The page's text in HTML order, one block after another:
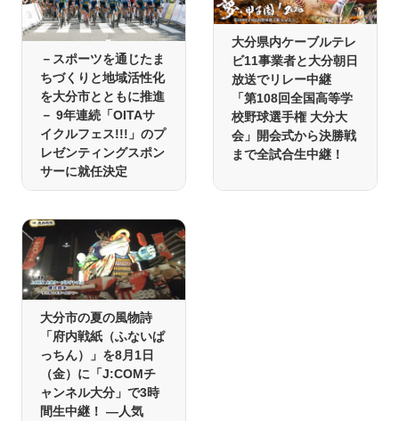
－スポーツを通じたま
ちづくりと地域活性化
を大分市とともに推進
－ 9年連続「OITAサ
イクルフェス!!!」のプ
レゼンティングスポン
サーに就任決定
大分県内ケーブルテレ
ビ11事業者と大分朝日
放送でリレー中継
「第108回全国高等学
校野球選手権 大分大
会」開会式から決勝戦
まで全試合生中継！
大分市の夏の風物詩
「府内戦紙（ふないぱ
っちん）」を8月1日
（金）に「J:COMチ
ャンネル大分」で3時
間生中継！ ―人気